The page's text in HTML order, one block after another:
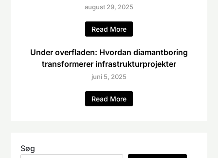
august 29, 2025
Read More
Under overfladen: Hvordan diamantboring
transformerer infrastrukturprojekter
juni 5, 2025
Read More
Søg